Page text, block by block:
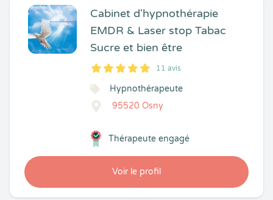
Cabinet d'hypnothérapie
EMDR & Laser stop Tabac
Sucre et bien être
5
1
5
11 11 avis
Hypnothérapeute
95520 Osny
Voir le profil
Thérapeute engagé